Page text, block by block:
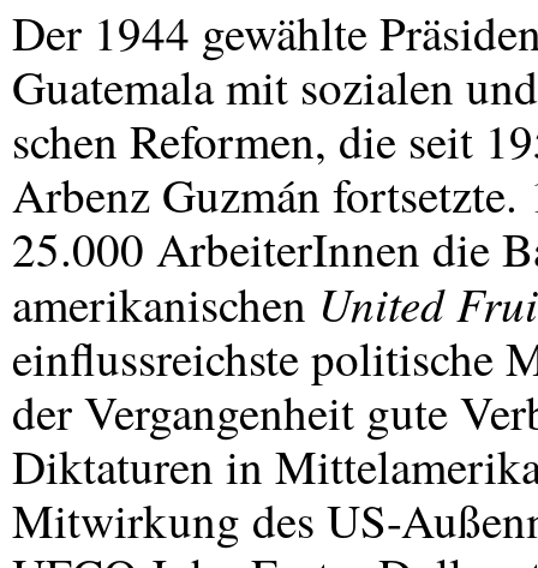
Der 1944 gewählte
Guatemala mit sozialen
schen Reformen, die seit
Arbenz Guzmán
25.000 ArbeiterInnen die
amerikanischen United
einflussreichste politische
der Vergangenheit gute
Diktaturen in
Mitwirkung des US-